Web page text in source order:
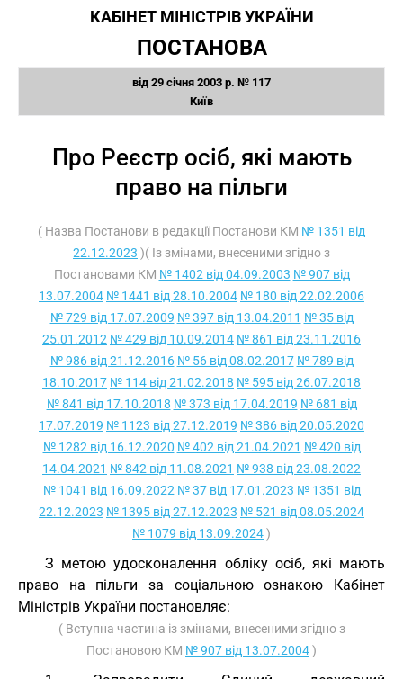
КАБІНЕТ МІНІСТРІВ УКРАЇНИ
ПОСТАНОВА
від 29 січня 2003 р. № 117
Київ
Про Реєстр осіб, які мають
право на пільги
( Назва Постанови в редакції Постанови КМ № 1351 від
22.12.2023 )( Із змінами, внесеними згідно з
Постановами КМ № 1402 від 04.09.2003 № 907 від
13.07.2004 № 1441 від 28.10.2004 № 180 від 22.02.2006
№ 729 від 17.07.2009 № 397 від 13.04.2011 № 35 від
25.01.2012 № 429 від 10.09.2014 № 861 від 23.11.2016
№ 986 від 21.12.2016 № 56 від 08.02.2017 № 789 від
18.10.2017 № 114 від 21.02.2018 № 595 від 26.07.2018
№ 841 від 17.10.2018 № 373 від 17.04.2019 № 681 від
17.07.2019 № 1123 від 27.12.2019 № 386 від 20.05.2020
№ 1282 від 16.12.2020 № 402 від 21.04.2021 № 420 від
14.04.2021 № 842 від 11.08.2021 № 938 від 23.08.2022
№ 1041 від 16.09.2022 № 37 від 17.01.2023 № 1351 від
22.12.2023 № 1395 від 27.12.2023 № 521 від 08.05.2024
№ 1079 від 13.09.2024)
З метою удосконалення обліку осіб, які мають
право на пільги за соціальною ознакою Кабінет
Міністрів України постановляє:
( Вступна частина із змінами, внесеними згідно з
Постановою КМ № 907 від 13.07.2004)